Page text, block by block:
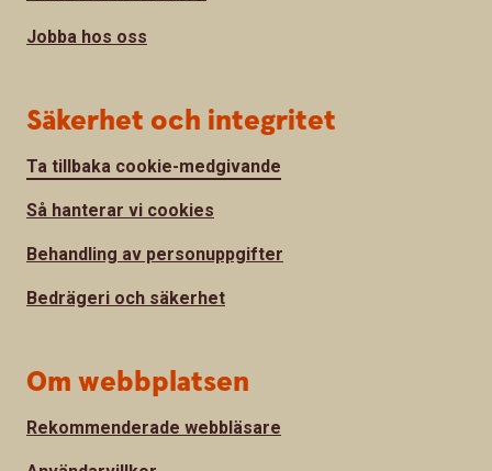
Jobba hos oss
Säkerhet och integritet
Ta tillbaka cookie-medgivande
Så hanterar vi cookies
Behandling av personuppgifter
Bedrägeri och säkerhet
Om webbplatsen
Rekommenderade webbläsare